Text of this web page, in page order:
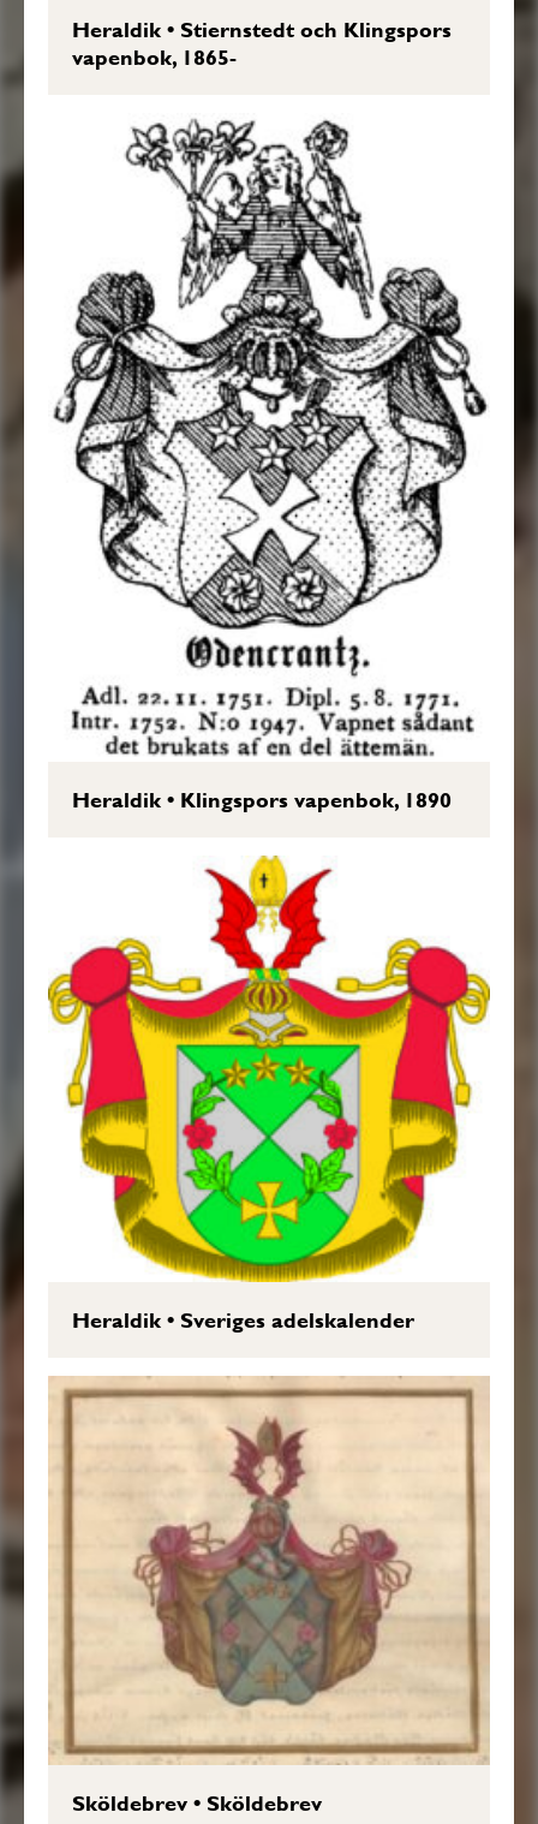
Heraldik•Stiernstedt och Klingspors
vapenbok, 1865-
Heraldik• Klingspors vapenbok, 1890
Heraldik•Sveriges adelskalender
Sköldebrev•Sköldebrev